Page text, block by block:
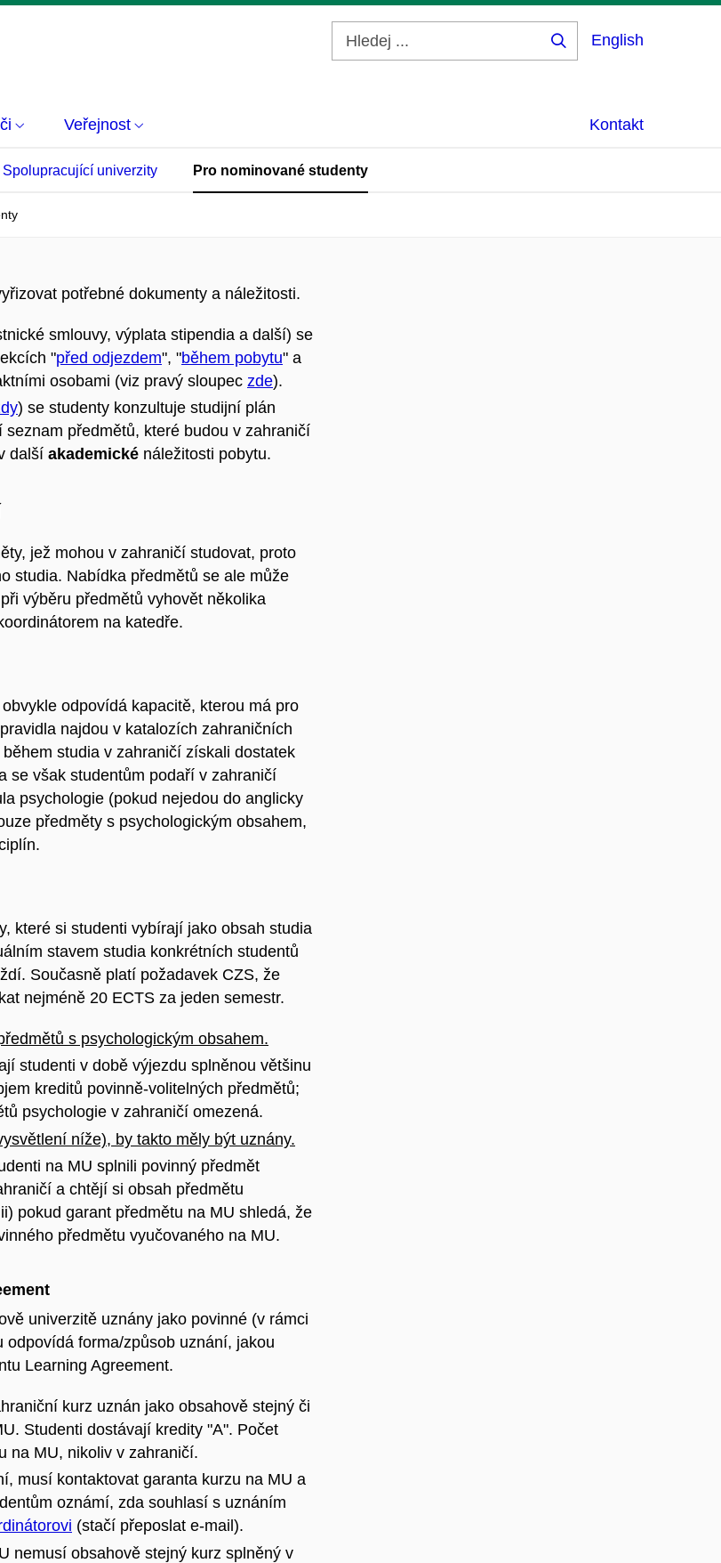
English
Veřejnost Kontakt
Spolupracující univerzity Pro nominované studenty
potřebné dokumenty a náležitosti.
smlouvy, výplata stipendia a další) se
"před odjezdem", "během pobytu" a
osobami (viz pravý sloupec zde).
) se studenty konzultuje studijní plán
předmětů, které budou v zahraničí
další akademické náležitosti pobytu.
jež mohou v zahraničí studovat, proto
studia. Nabídka předmětů se ale může
výběru předmětů vyhovět několika
na katedře.
odpovídá kapacitě, kterou má pro
najdou v katalozích zahraničních
studia v zahraničí získali dostatek
se však studentům podaří v zahraničí
psychologie (pokud nejedou do anglicky
předměty s psychologickým obsahem,
které si studenti vybírají jako obsah studia
stavem studia konkrétních studentů
Současně platí požadavek CZS, že
nejméně 20 ECTS za jeden semestr.
s psychologickým obsahem.
studenti v době výjezdu splněnou většinu
kreditů povinně-volitelných předmětů;
psychologie v zahraničí omezená.
níže), by takto měly být uznány.
na MU splnili povinný předmět
a chtějí si obsah předmětu
pokud garant předmětu na MU shledá, že
předmětu vyučovaného na MU.
univerzitě uznány jako povinné (v rámci
forma/způsob uznání, jakou
Learning Agreement.
kurz uznán jako obsahově stejný či
Studenti dostávají kredity "A". Počet
na MU, nikoliv v zahraničí.
musí kontaktovat garanta kurzu na MU a
oznámí, zda souhlasí s uznáním
(stačí přeposlat e-mail).
nemusí obsahově stejný kurz splněný v